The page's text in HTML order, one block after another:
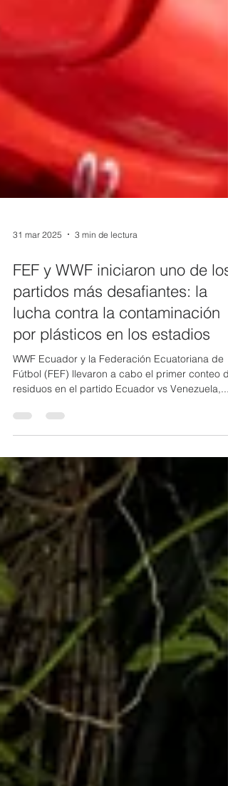
31 mar 2025 3 min de lectura
FEF y WWF iniciaron uno de los
partidos más desafiantes: la
lucha contra la contaminación
por plásticos en los estadios
WWF Ecuador y la Federación Ecuatoriana de
Fútbol (FEF) llevaron a cabo el primer conteo de